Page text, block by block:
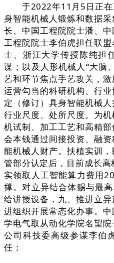
于2022年11月5日正在
身智能机械人锻炼和数据
长、中国工程院院士潘、
工程院院士李伯虎担任联
士、浙江大学传授陈纯担
谋；以及人形机械人“大脑
艺和环节焦点手艺攻关，
运营勾当的科研机构、行
定（修订）具身智能机械人
行业尺度、处所尺度。为
机试制、加工工艺和高精
会本钱通过间接投资、融
能机械人财产。扶植实训
管部分认定后，目前成长
实领取人工智能算力费用
撑。对立异结合体赐与最
给讲授设备，九、推进立
进组织开展常态化办事。
学电气取从动化学院名望
公司科技委高级参谋李伯
任；